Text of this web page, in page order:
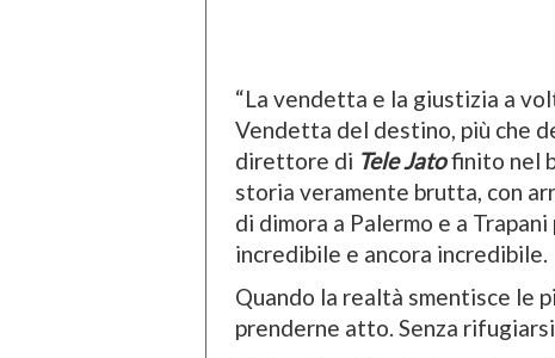
“La vendetta e la giustizia a
Vendetta del destino, più che
direttore di Tele Jatofinito nel
storia veramente brutta, con
di dimora a Palermo e a
incredibile e ancora incredibile.
Quando la realtà smentisce le
prenderne atto. Senza